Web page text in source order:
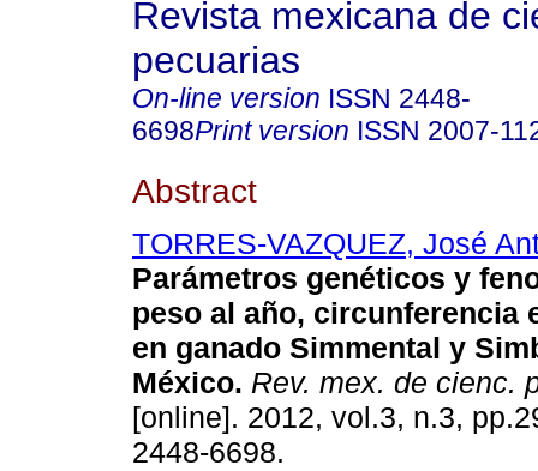
Revista mexicana de
pecuarias
On-line version ISSN 2448-
6698Print version ISSN 2007-
Abstract
TORRES-VAZQUEZ, José
Parámetros genéticos y
peso al año, circunferencia
en ganado Simmental y
México. Rev. mex. de cienc.
[online]. 2012, vol.3, n.3,
2448-6698.